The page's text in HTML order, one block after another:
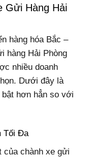
Gửi Hàng Hải
hàng hóa Bắc –
hàng Hải Phòng
nhiều doanh
Dưới đây là
hơn hẳn so với
Tối Đa
của chành xe gửi